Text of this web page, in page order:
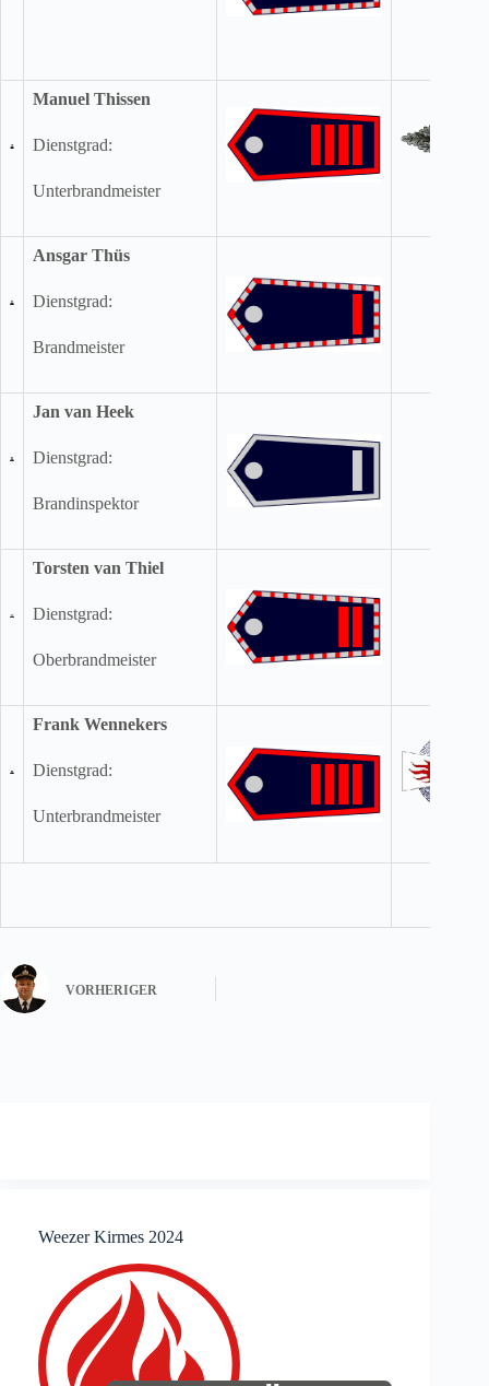
Manuel Thissen
Dienstgrad:
Unterbrandmeister
Ansgar Thüs
Dienstgrad:
Brandmeister
Jan van Heek
Dienstgrad:
Brandinspektor
Torsten van Thiel
Dienstgrad:
Oberbrandmeister
Frank Wennekers
Dienstgrad:
Unterbrandmeister
VORHERIGER
Weezer Kirmes 2024